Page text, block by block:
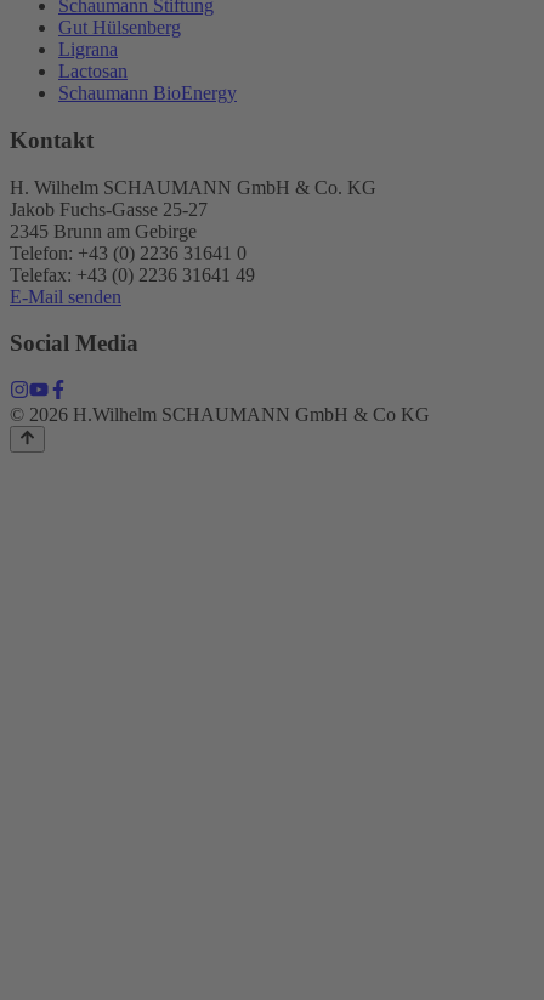
Schaumann Stiftung
Gut Hülsenberg
Ligrana
Lactosan
Schaumann BioEnergy
Kontakt
H. Wilhelm SCHAUMANN GmbH & Co. KG
Jakob Fuchs-Gasse 25-27
2345 Brunn am Gebirge
Telefon: +43 (0) 2236 31641 0
Telefax: +43 (0) 2236 31641 49
E-Mail senden
Social Media
© 2026 H.Wilhelm SCHAUMANN GmbH & Co KG